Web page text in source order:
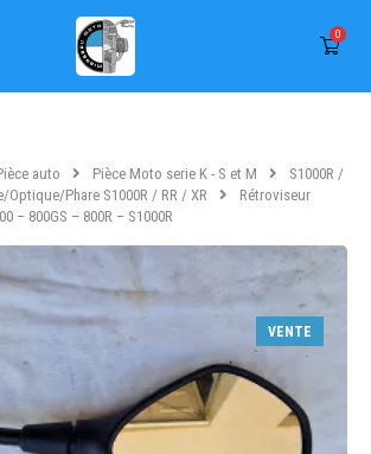
0
auto Pièce Moto serie K - S et M
S1000R /
Optique/Phare S1000R / RR / XR
Rétroviseur
– 800GS – 800R – S1000R
VENTE